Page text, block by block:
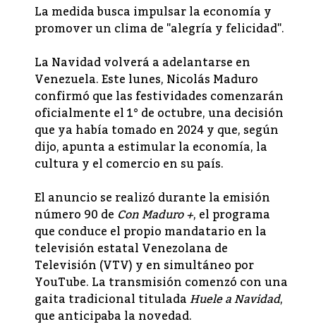
La medida busca impulsar la economía y
promover un clima de "alegría y felicidad".
La Navidad volverá a adelantarse en
Venezuela. Este lunes, Nicolás Maduro
confirmó que las festividades comenzarán
oficialmente el 1° de octubre, una decisión
que ya había tomado en 2024 y que, según
dijo, apunta a estimular la economía, la
cultura y el comercio en su país.
El anuncio se realizó durante la emisión
número 90 de Con Maduro +, el programa
que conduce el propio mandatario en la
televisión estatal Venezolana de
Televisión (VTV) y en simultáneo por
YouTube. La transmisión comenzó con una
gaita tradicional tituladaHuele a Navidad,
que anticipaba la novedad.